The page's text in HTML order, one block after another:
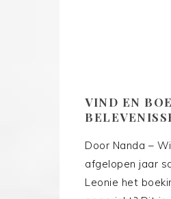
VIND EN
Door Nanda –
afgelopen jaar
Leonie het